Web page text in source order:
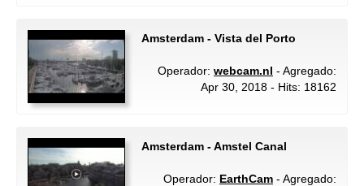
Amsterdam - Vista del Porto
Operador: webcam.nl - Agregado:
Apr 30, 2018 - Hits: 18162
Amsterdam - Amstel Canal
Operador: EarthCam - Agregado: